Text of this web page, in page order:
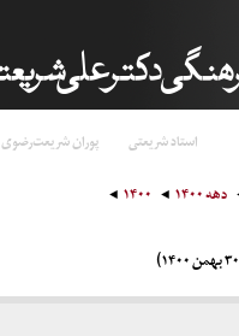
استاد شریعتی پوران شریعت‌رضوی
دهه ۱۴۰۰ ۱۴۰۰